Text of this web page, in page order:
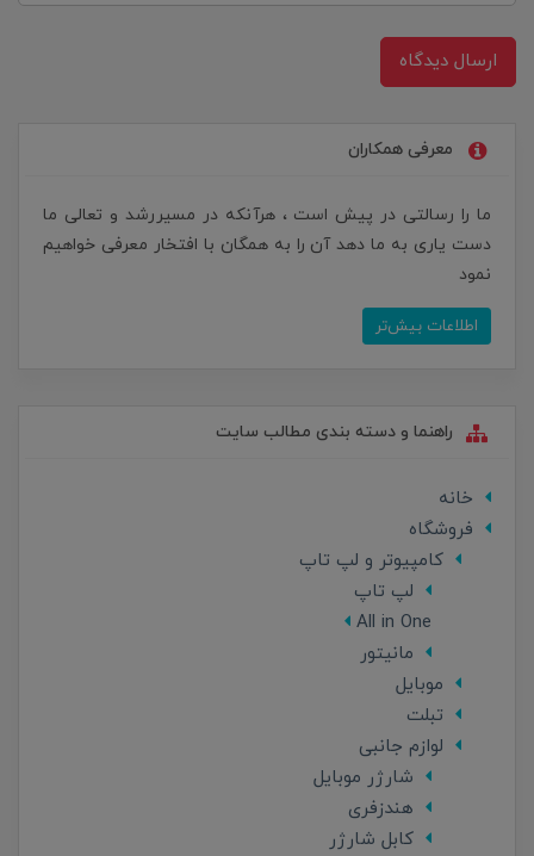
ارسال دیدگاه
معرفی همکاران
ما را رسالتی در پیش است ، هرآنکه در مسیررشد و تعالی ما
دست یاری به ما دهد آن را به همگان با افتخار معرفی خواهیم
نمود
اطلاعات بیش‌تر
راهنما و دسته بندی مطالب سایت
خانه
فروشگاه
کامپیوتر و لپ تاپ
لپ تاپ
All in One
مانیتور
موبایل
تبلت
لوازم جانبی
شارژر موبایل
هندزفری
کابل شارژر